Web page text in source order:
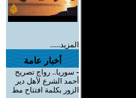
المزيد.....
أخبار عامة
- سوريا.. رواج تصريح
أحمد الشرع لأهل دير
الزور بكلمة افتتاح مط